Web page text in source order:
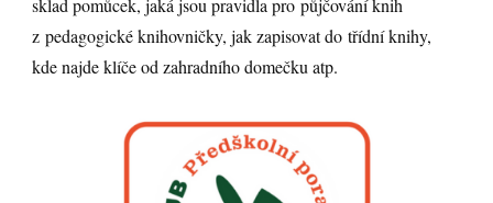
sklad pomůcek, jaká jsou pravidla pro půjčování knih
z pedagogické knihovničky, jak zapisovat do třídní knihy,
kde najde klíče od zahradního domečku atp.